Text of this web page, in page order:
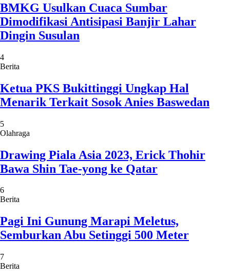
BMKG Usulkan Cuaca Sumbar
Dimodifikasi Antisipasi Banjir Lahar
Dingin Susulan
4
Berita
Ketua PKS Bukittinggi Ungkap Hal
Menarik Terkait Sosok Anies Baswedan
5
Olahraga
Drawing Piala Asia 2023, Erick Thohir
Bawa Shin Tae-yong ke Qatar
6
Berita
Pagi Ini Gunung Marapi Meletus,
Semburkan Abu Setinggi 500 Meter
7
Berita